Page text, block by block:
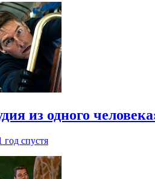
из одного
год спустя